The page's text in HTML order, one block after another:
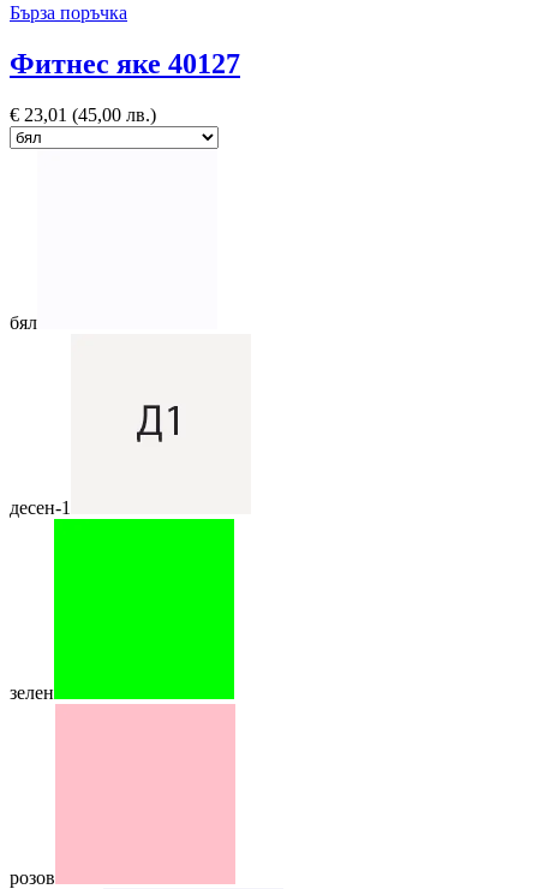
Бърза поръчка
Фитнес яке 40127
€ 23,01 (45,00 лв.)
бял
десен-1
зелен
розов